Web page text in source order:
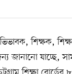
শিক্ষক,
জানানো যাচ্ছে,